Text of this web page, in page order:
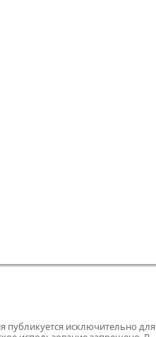
публикуется исключительно для